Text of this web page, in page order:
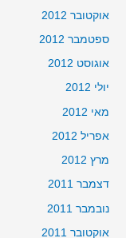
אוקטובר 2012
ספטמבר 2012
אוגוסט 2012
יולי 2012
מאי 2012
אפריל 2012
מרץ 2012
דצמבר 2011
נובמבר 2011
אוקטובר 2011